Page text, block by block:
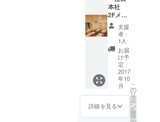
場合が
ござい
ます。
・オー
プン〜
2017/12
/21(木)
期間、
図書館
利用な
んどで
も利用
可 ・
【クラ
本社
2Fメイ
ンフロ
アの命
名権 (期
限：
36ヶ月)
→人
名、会
社名OK
です。
あまり
ネタに
走りす
支援
者：
1人
お届
け予
定：
2017
年10
月
詳細を見る
こ
の
リ
タ
ー
ン
を
選
択